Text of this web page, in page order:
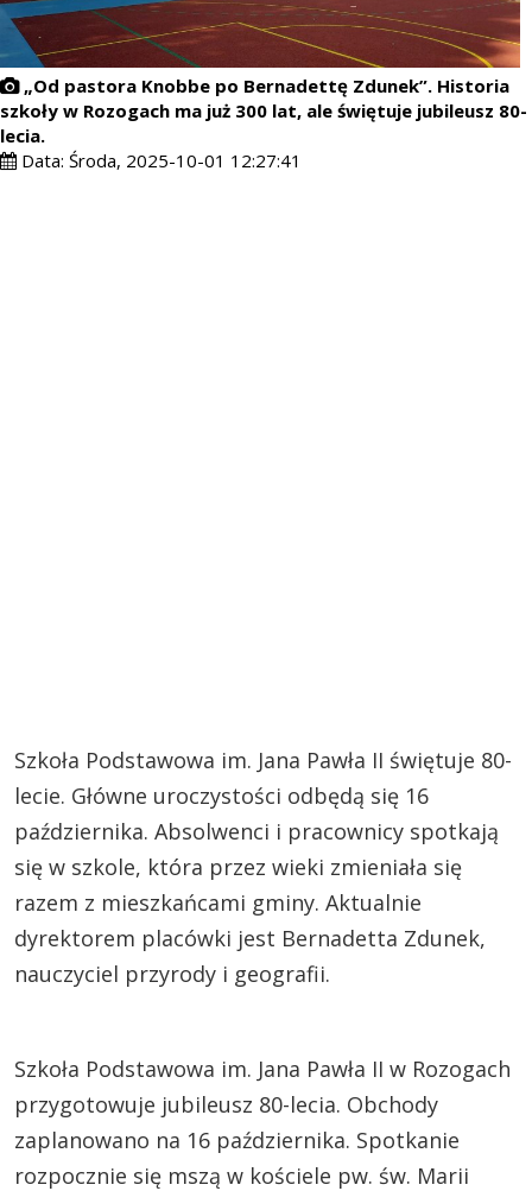
„Od pastora Knobbe po Bernadettę Zdunek”. Historia
szkoły w Rozogach ma już 300 lat, ale świętuje jubileusz 80-
lecia.
Data: Środa, 2025-10-01 12:27:41
Szkoła Podstawowa im. Jana Pawła II świętuje 80-
lecie. Główne uroczystości odbędą się 16
października. Absolwenci i pracownicy spotkają
się w szkole, która przez wieki zmieniała się
razem z mieszkańcami gminy. Aktualnie
dyrektorem placówki jest Bernadetta Zdunek,
nauczyciel przyrody i geografii.
Szkoła Podstawowa im. Jana Pawła II w Rozogach
przygotowuje jubileusz 80-lecia. Obchody
zaplanowano na 16 października. Spotkanie
rozpocznie się mszą w kościele pw. św. Marii